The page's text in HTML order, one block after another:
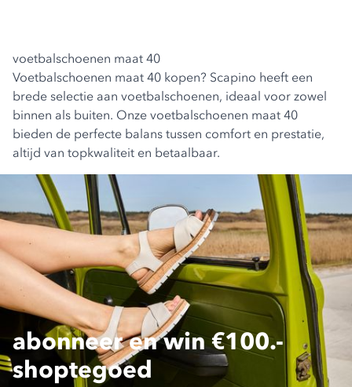
voetbalschoenen maat 40
Voetbalschoenen maat 40 kopen? Scapino heeft een
brede selectie aan voetbalschoenen, ideaal voor zowel
binnen als buiten. Onze voetbalschoenen maat 40
bieden de perfecte balans tussen comfort en prestatie,
altijd van topkwaliteit en betaalbaar.
abonneer en win €100.-
shoptegoed